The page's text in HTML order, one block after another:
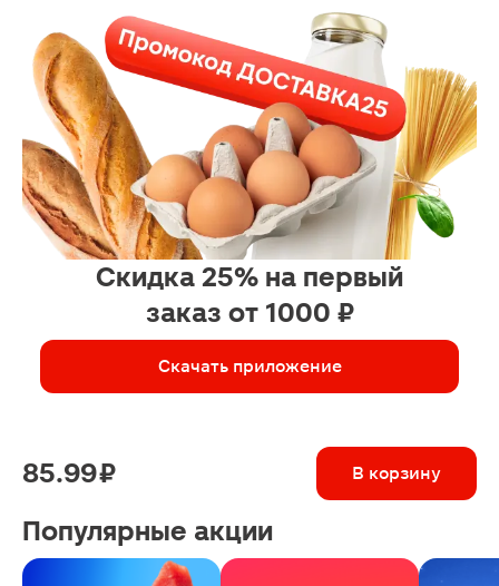
Скидка 25% на первый
заказ от 1000 ₽
Скачать приложение
85.99 ₽ В корзину
Популярные акции